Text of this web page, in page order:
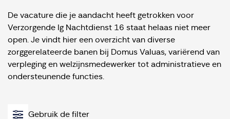
De vacature die je aandacht heeft getrokken voor
Verzorgende Ig Nachtdienst 16 staat helaas niet meer
open. Je vindt hier een overzicht van diverse
zorggerelateerde banen bij Domus Valuas, variërend van
verpleging en welzijnsmedewerker tot administratieve en
ondersteunende functies.
Gebruik de filter